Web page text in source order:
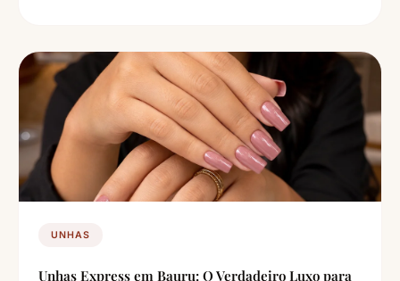
UNHAS
Unhas Express em Bauru: O Verdadeiro Luxo para